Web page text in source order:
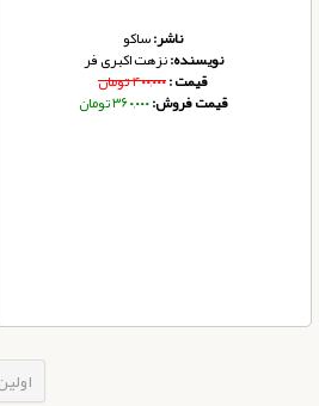
ناشر:ساکو
نویسنده:نزهت اکبری فر
قیمت :۴۰۰,۰۰۰ تومان
قیمت فروش:۳۶۰,۰۰۰ تومان